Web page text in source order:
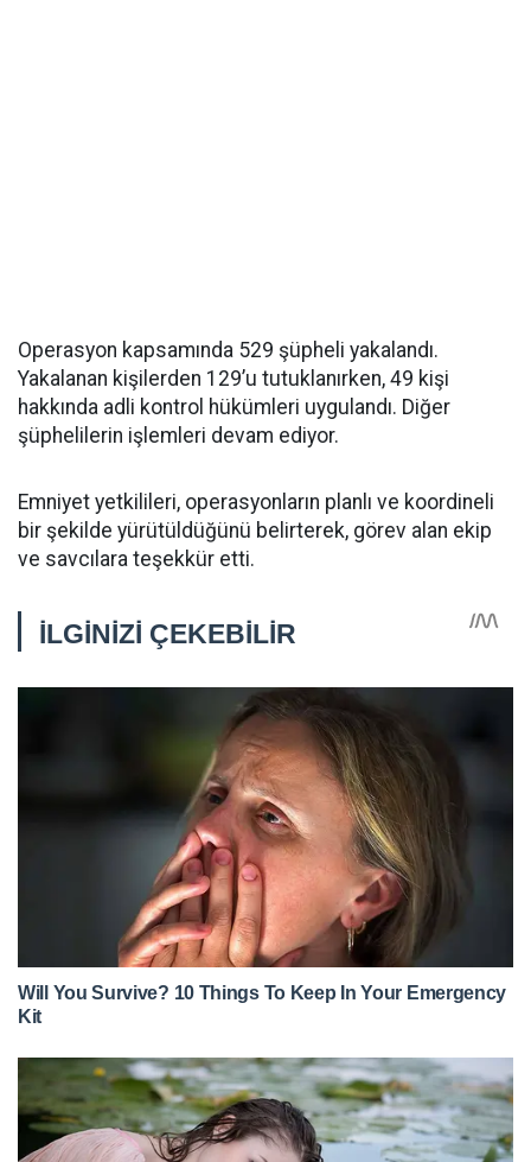
Operasyon kapsamında 529 şüpheli yakalandı.
Yakalanan kişilerden 129’u tutuklanırken, 49 kişi
hakkında adli kontrol hükümleri uygulandı. Diğer
şüphelilerin işlemleri devam ediyor.
Emniyet yetkilileri, operasyonların planlı ve koordineli
bir şekilde yürütüldüğünü belirterek, görev alan ekip
ve savcılara teşekkür etti.